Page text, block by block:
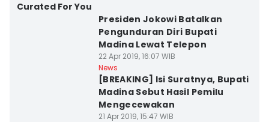
Curated For You
Presiden Jokowi Batalkan
Pengunduran Diri Bupati
Madina Lewat Telepon
22 Apr 2019, 16:07 WIB
News
[BREAKING] Isi Suratnya, Bupati
Madina Sebut Hasil Pemilu
Mengecewakan
21 Apr 2019, 15:47 WIB